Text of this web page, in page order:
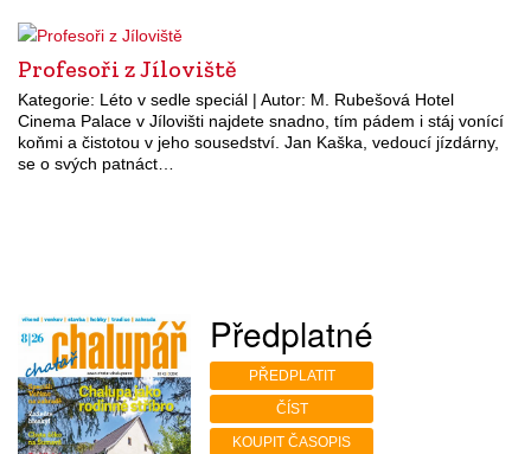
Profesoři z Jíloviště
Kategorie: Léto v sedle speciál | Autor: M. Rubešová Hotel
Cinema Palace v Jílovišti najdete snadno, tím pádem i stáj vonící
koňmi a čistotou v jeho sousedství. Jan Kaška, vedoucí jízdárny,
se o svých patnáct…
Předplatné
PŘEDPLATIT
ČÍST
KOUPIT ČASOPIS